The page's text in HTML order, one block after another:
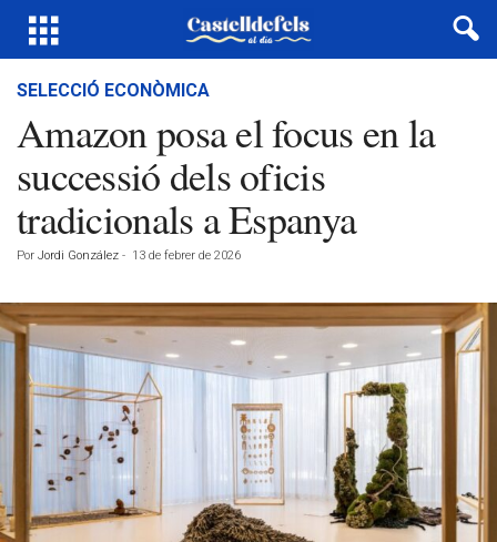
SELECCIÓ ECONÒMICA
Amazon posa el focus en la
successió dels oficis
tradicionals a Espanya
Por Jordi González - 13 de febrer de 2026